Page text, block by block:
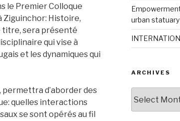
le Premier Colloque
Ziguinchor: Histoire,
titre, sera présenté
qui vise à
et les dynamiques qui
permettra d’aborder des
quelles interactions
se sont opérés au fil
urban
ARCHIVES